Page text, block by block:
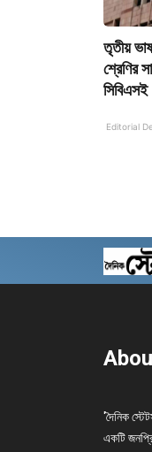
তৃতীয়
শ্রেণির
সিবিএসই
Editorial
'দৈনিক
একটি